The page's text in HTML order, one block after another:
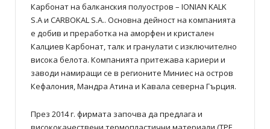
Карбонат на балканския полуостров – IONIAN KALK
S.A и CARBOKAL S.A.. Основна дейност на компанията
е добив и преработка на аморфен и кристален
Калциев Карбонат, талк и гранулати с изключително
висока белота. Компанията притежава кариери и
заводи намиращи се в регионите Миниес на остров
Кефалония, Мандра Атина и Кавала северна Гърция.
През 2014 г. фирмата започва да предлага и